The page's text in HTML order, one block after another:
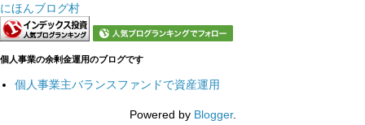
にほんブログ村
個人事業の余剰金運用のブログです
個人事業主バランスファンドで資産運用
Powered by Blogger.